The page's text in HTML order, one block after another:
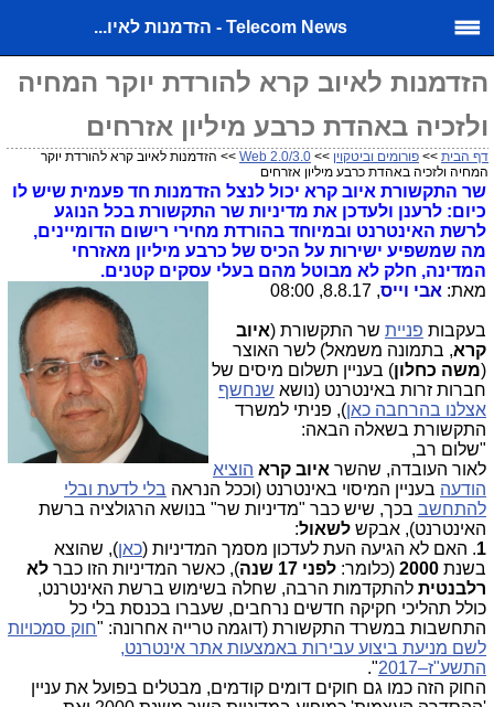
Telecom News - הזדמנות לאיו...
הזדמנות לאיוב קרא להורדת יוקר המחיה
ולזכיה באהדת כרבע מיליון אזרחים
דף הבית >> פורומים וביטקוין >>
Web 2.0/3.0 >> הזדמנות לאיוב קרא להורדת יוקר
המחיה ולזכיה באהדת כרבע מיליון אזרחים
שר התקשורת איוב קרא יכול לנצל הזדמנות חד פעמית שיש לו
כיום: לרענן ולעדכן את מדיניות שר התקשורת בכל הנוגע
לרשת האינטרנט ובמיוחד בהורדת מחירי רישום הדומיינים,
מה שמשפיע ישירות על הכיס של כרבע מיליון מאזרחי
המדינה, חלק לא מבוטל מהם בעלי עסקים קטנים.
מאת: אבי וייס, 8.8.17, 08:00
בעקבות פניית שר התקשורת (איוב
קרא, בתמונה משמאל) לשר האוצר
(משה כחלון) בעניין תשלום מיסים של
חברות זרות באינטרנט (נושא שנחשף
אצלנו בהרחבה כאן), פניתי למשרד
התקשורת בשאלה הבאה:
"שלום רב,
לאור העובדה, שהשר איוב קרא הוציא
הודעה בעניין המיסוי באינטרנט (וככל הנראה בלי לדעת ובלי
להתחשב בכך, שיש כבר "מדיניות שר" בנושא הרגולציה ברשת
האינטרנט), אבקש לשאול:
1. האם לא הגיעה העת לעדכון מסמך המדיניות (כאן), שהוצא
בשנת 2000 (כלומר: לפני 17 שנה ), כאשר המדיניות הזו כבר לא
רלבנטית להתקדמות הרבה, שחלה בשימוש ברשת האינטרנט,
כולל תהליכי חקיקה חדשים נרחבים, שעברו בכנסת בלי כל
התחשבות במשרד התקשורת (דוגמה טרייה אחרונה: "חוק סמכויות
לשם מניעת ביצוע עבירות באמצעות אתר אינטרנט,
התשע"ז–2017
".
החוק הזה כמו גם חוקים דומים קודמים, מבטלים בפועל את עניין